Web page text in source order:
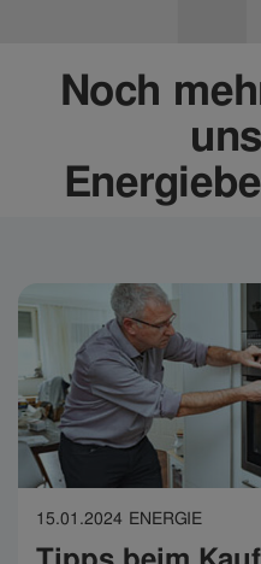
Noch
15.01.2024 ENERGIE